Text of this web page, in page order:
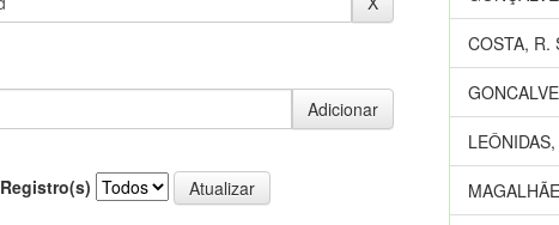
Registro(s)
COSTA, R.